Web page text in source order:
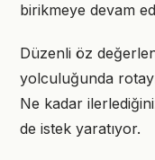
birikmeye devam
Düzenli öz
yolculuğunda
Ne kadar
de istek yaratıyor.